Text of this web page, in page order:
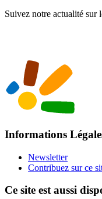
Suivez notre actualité sur
Informations
Newsletter
Contribuez sur ce
Ce site est aussi